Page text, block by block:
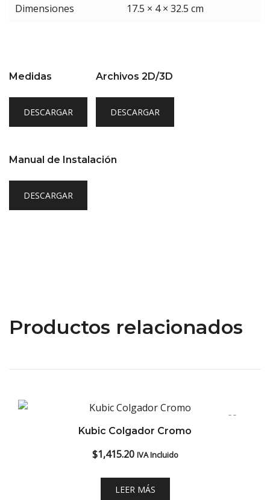
Dimensiones 17.5 × 4 × 32.5 cm
Medidas
DESCARGAR
Archivos 2D/3D
DESCARGAR
Manual de Instalación
DESCARGAR
Productos relacionados
Kubic Colgador Cromo
$1,415.20 IVA Incluido
LEER MÁS